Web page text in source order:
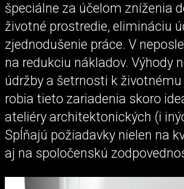
špeciálne za účelom zníženia
životné prostredie, elimináciu
zjednodušenie práce. V
na redukciu nákladov. Výhody
údržby a šetrnosti k
robia tieto zariadenia skoro
ateliéry architektonických (i
Spĺňajú požiadavky nielen na
aj na spoločenskú